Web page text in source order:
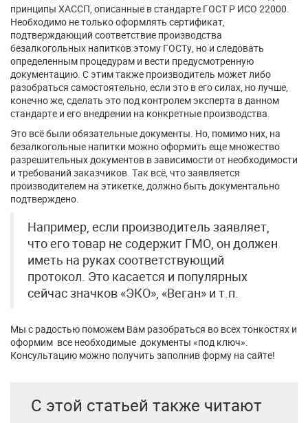
принципы ХАССП, описанные в стандарте ГОСТ Р ИСО 22000.
Необходимо не только оформлять сертификат,
подтверждающий соответствие производства
безалкогольных напитков этому ГОСТу, но и следовать
определенным процедурам и вести предусмотренную
документацию. С этим также производитель может либо
разобраться самостоятельно, если это в его силах, но лучше,
конечно же, сделать это под контролем эксперта в данном
стандарте и его внедрении на конкретные производства.
Это всё были обязательные документы. Но, помимо них, на
безалкогольные напитки можно оформить еще множество
разрешительных документов в зависимости от необходимости
и требований заказчиков. Так всё, что заявляется
производителем на этикетке, должно быть документально
подтверждено.
Например, если производитель заявляет,
что его товар не содержит ГМО, он должен
иметь на руках соответствующий
протокол. Это касается и популярных
сейчас значков «ЭКО», «Веган» и т.п.
Мы с радостью поможем Вам разобраться во всех тонкостях и
оформим все необходимые документы «под ключ».
Консультацию можно получить заполнив форму на сайте!
С этой статьей также читают